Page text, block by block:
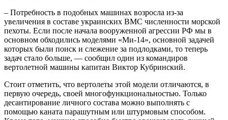
– Потребность в подобных машинах возросла из-за
увеличения в составе украинских ВМС численности морской
пехоты. Если после начала вооруженной агрессии РФ мы в
основном обходились моделями «Ми-14», основной задачей
которых были поиск и слежение за подлодками, то теперь
задач стало больше, — сообщил один из командиров
вертолетной машины капитан Виктор Кубринский.
Стоит отметить, что вертолеты этой модели отличаются, в
первую очередь, своей многофункциональностью. Только
десантирование личного состава можно выполнять с
помощью каната парашутным или штурмовым способом.